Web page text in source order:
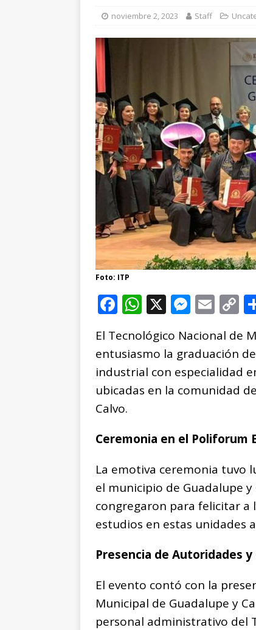
[ agosto 6,
noviembre 2, 2023 Staff
Foto: ITP
F
c
e
b
o
o
k
W
at
s
A
p
X M
ss
e
n
g
r
E
ai
l
C
p
y
Li
n
El Tecnológico Nacional de
entusiasmo la graduación
industrial con especialidad
ubicadas en la comunidad
Calvo.
Ceremonia en el Poliforum
La emotiva ceremonia tuvo
el municipio de Guadalupe
congregaron para felicitar a
estudios en estas unidades
Presencia de Autoridades
El evento contó con la
Municipal de Guadalupe y
personal administrativo del